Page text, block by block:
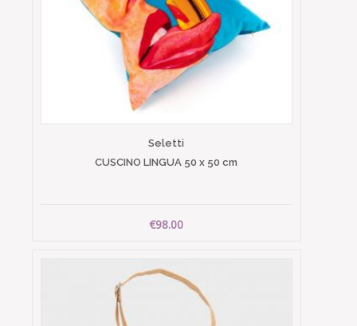
Seletti
CUSCINO LINGUA 50 x 50 cm
€98.00